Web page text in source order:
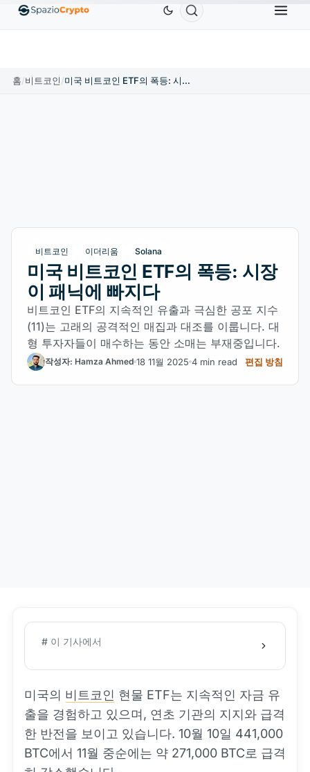
EthereumETHUS$1,880.58 TetherUSDT ↑0.00%
홈/비트코인/ 미국 비트코인 ETF의 폭등: 시장이 패닉에 빠지다
비트코인 이더리움 Solana
미국 비트코인 ETF의 폭등: 시장
이 패닉에 빠지다
비트코인 ETF의 지속적인 유출과 극심한 공포 지수
(11)는 고래의 공격적인 매집과 대조를 이룹니다. 대
형 투자자들이 매수하는 동안 소매는 부재중입니다.
작성자: Hamza Ahmed 18 11월 2025 4 min read 편집 방침
# 이 기사에서
미국의 비트코인 현물 ETF는 지속적인 자금 유
출을 경험하고 있으며, 연초 기관의 지지와 급격
한 반전을 보이고 있습니다. 10월 10일 441,000
BTC에서 11월 중순에는 약 271,000 BTC로 급격